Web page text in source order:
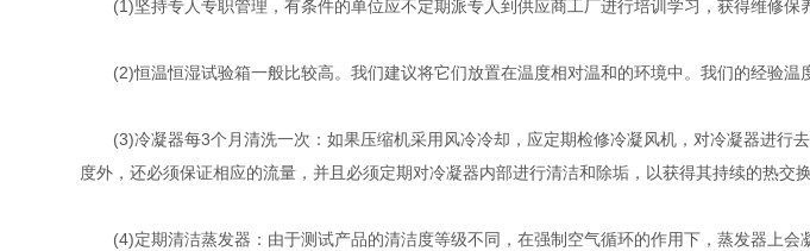
(1)坚持专人专职管理，有条件的单位应不定期派专人到供应商工厂进行培训学习，获得维修保
(2)恒温恒湿试验箱一般比较高。我们建议将它们放置在温度相对温和的环境中。我们的经验温
(3)冷凝器每3个月清洗一次：如果压缩机采用风冷冷却，应定期检修冷凝风机，对冷凝器进行
度外，还必须保证相应的流量，并且必须定期对冷凝器内部进行清洁和除垢，以获得其持续的热交换
(4)定期清洁蒸发器：由于测试产品的清洁度等级不同，在强制空气循环的作用下，蒸发器上会